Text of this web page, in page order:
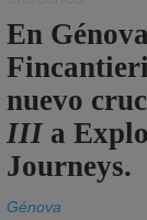
En
nuevo
III a
Journeys.
Génova